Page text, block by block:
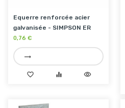
Equerre renforcée acier
galvanisée - SIMPSON ER
0,76 €
trending_flat
favorite_border equalizer visibility